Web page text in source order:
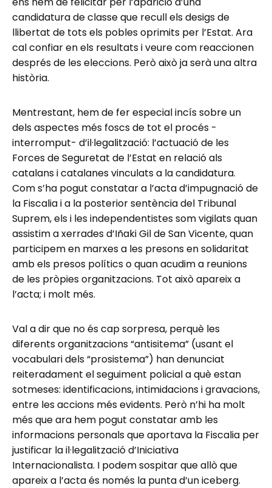
candidatura de classe que recull els desigs de
llibertat de tots els pobles oprimits per l’Estat. Ara
cal confiar en els resultats i veure com reaccionen
després de les eleccions. Però això ja serà una altra
història.
Mentrestant, hem de fer especial incís sobre un
dels aspectes més foscs de tot el procés -
interromput- d’il·legalització: l’actuació de les
Forces de Seguretat de l’Estat en relació als
catalans i catalanes vinculats a la candidatura.
Com s’ha pogut constatar a l’acta d’impugnació de
la Fiscalia i a la posterior sentència del Tribunal
Suprem, els i les independentistes som vigilats quan
assistim a xerrades d’Iñaki Gil de San Vicente, quan
participem en marxes a les presons en solidaritat
amb els presos polítics o quan acudim a reunions
de les pròpies organitzacions. Tot això apareix a
l’acta; i molt més.
Val a dir que no és cap sorpresa, perquè les
diferents organitzacions “antisitema” (usant el
vocabulari dels “prosistema”) han denunciat
reiteradament el seguiment policial a què estan
sotmeses: identificacions, intimidacions i gravacions,
entre les accions més evidents. Però n’hi ha molt
més que ara hem pogut constatar amb les
informacions personals que aportava la Fiscalia per
justificar la il·legalització d’Iniciativa
Internacionalista. I podem sospitar que allò que
apareix a l’acta és només la punta d’un iceberg.